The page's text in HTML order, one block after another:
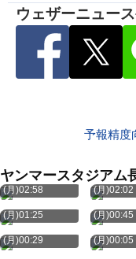
ウェザーニュー
予報精度
ヤンマースタジアム
8月10日
(月)02:58
8月10日
(月)02:02
8月10日
(月)01:25
8月10日
(月)00:45
8月10日
(月)00:29
8月10日
(月)00:05